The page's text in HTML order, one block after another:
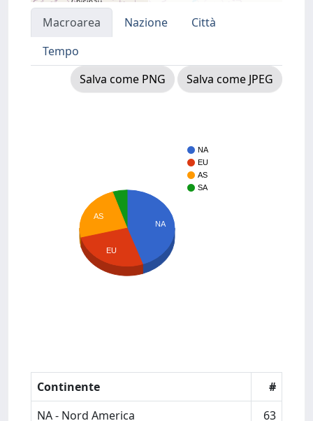
Macroarea Nazione
Città
Tempo
Salva come PNG
Salva come JPEG
NA
EU
AS
SA
NA
AS
EU
Continente
#
NA - Nord America
63